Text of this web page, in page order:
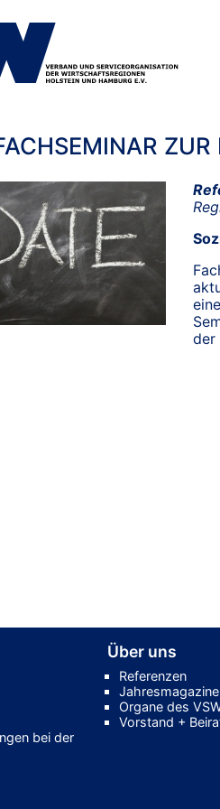
ZUR
der
bei der
Über uns
Referenzen
Jahresmagazine
Organe des
Vorstand +